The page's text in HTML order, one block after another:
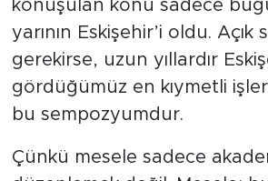
konuşulan konu sadece
yarının Eskişehir’i oldu. Açık
gerekirse, uzun yıllardır
gördüğümüz en kıymetli
bu sempozyumdur.
Çünkü mesele sadece